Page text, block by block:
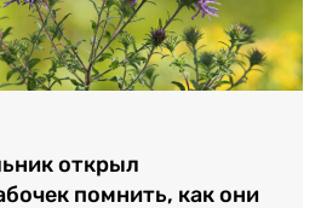
открыл
помнить, как они